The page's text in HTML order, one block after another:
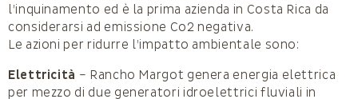
l’inquinamento ed è la prima azienda in Costa Rica da
considerarsi ad emissione Co2 negativa.
Le azioni per ridurre l’impatto ambientale sono:
Elettricità – Rancho Margot genera energia elettrica
per mezzo di due generatori idroelettrici fluviali in